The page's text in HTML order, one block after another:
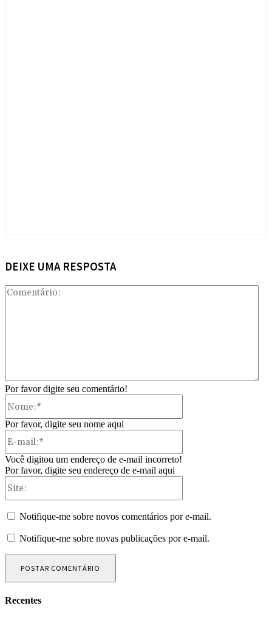
DEIXE UMA RESPOSTA
Por favor digite seu comentário!
Por favor, digite seu nome aqui
Você digitou um endereço de e-mail incorreto!
Por favor, digite seu endereço de e-mail aqui
Notifique-me sobre novos comentários por e-mail.
Notifique-me sobre novas publicações por e-mail.
Recentes